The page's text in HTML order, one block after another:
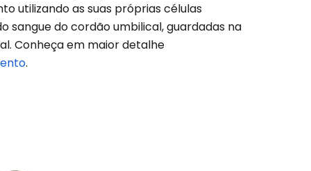
utilizando as suas próprias células
sangue do cordão umbilical, guardadas na
Conheça em maior detalhe
.